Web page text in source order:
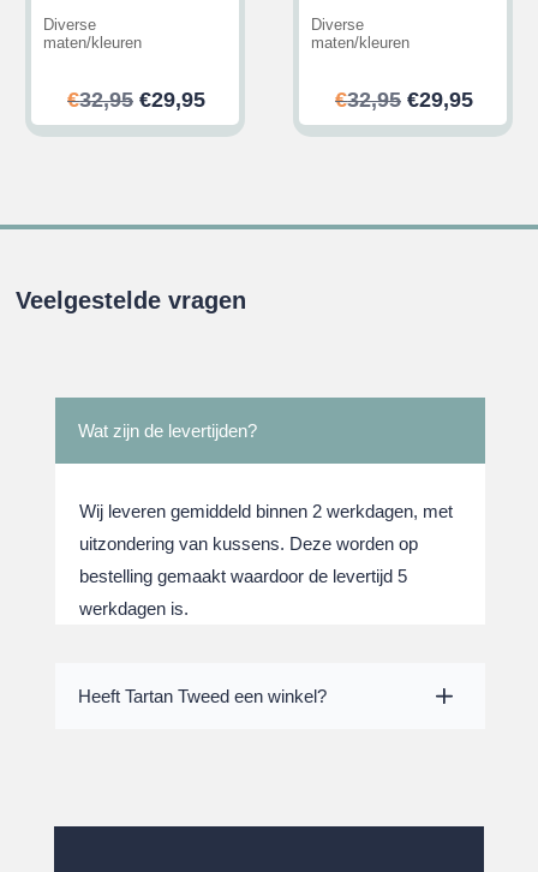
Diverse
maten/kleuren
€32,95 Oorspronkelijke
prijs
€29,95Huidige
prijs
Diverse
maten/kleuren
€32,95
prijs
€29,95
prijs
Veelgestelde vragen
Wat zijn de levertijden?
Wij leveren gemiddeld binnen 2 werkdagen, met
uitzondering van kussens. Deze worden op
bestelling gemaakt waardoor de levertijd 5
werkdagen is.
Heeft Tartan Tweed een winkel?